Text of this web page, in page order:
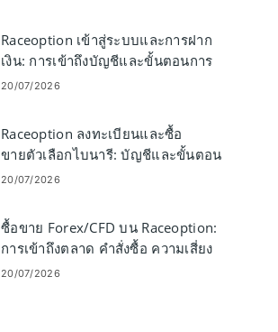
Raceoption เข้าสู่ระบบและการฝาก
เงิน: การเข้าถึงบัญชีและขั้นตอนการ
จัดหาเงินทุน
20/07/2026
Raceoption ลงทะเบียนและซื้อ
ขายตัวเลือกไบนารี: บัญชีและขั้นตอน
การซื้อขาย
20/07/2026
ซื้อขาย Forex/CFD บน Raceoption:
การเข้าถึงตลาด คำสั่งซื้อ ความเสี่ยง
20/07/2026